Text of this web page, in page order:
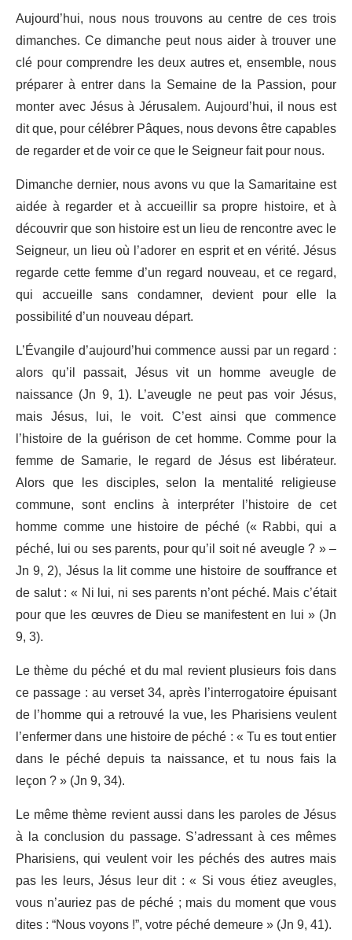
Aujourd’hui, nous nous trouvons au centre de ces trois
dimanches. Ce dimanche peut nous aider à trouver une
clé pour comprendre les deux autres et, ensemble, nous
préparer à entrer dans la Semaine de la Passion, pour
monter avec Jésus à Jérusalem. Aujourd’hui, il nous est
dit que, pour célébrer Pâques, nous devons être capables
de regarder et de voir ce que le Seigneur fait pour nous.
Dimanche dernier, nous avons vu que la Samaritaine est
aidée à regarder et à accueillir sa propre histoire, et à
découvrir que son histoire est un lieu de rencontre avec le
Seigneur, un lieu où l’adorer en esprit et en vérité. Jésus
regarde cette femme d’un regard nouveau, et ce regard,
qui accueille sans condamner, devient pour elle la
possibilité d’un nouveau départ.
L’Évangile d’aujourd’hui commence aussi par un regard :
alors qu’il passait, Jésus vit un homme aveugle de
naissance (Jn 9, 1). L’aveugle ne peut pas voir Jésus,
mais Jésus, lui, le voit. C’est ainsi que commence
l’histoire de la guérison de cet homme. Comme pour la
femme de Samarie, le regard de Jésus est libérateur.
Alors que les disciples, selon la mentalité religieuse
commune, sont enclins à interpréter l’histoire de cet
homme comme une histoire de péché (« Rabbi, qui a
péché, lui ou ses parents, pour qu’il soit né aveugle ? » –
Jn 9, 2), Jésus la lit comme une histoire de souffrance et
de salut : « Ni lui, ni ses parents n’ont péché. Mais c’était
pour que les œuvres de Dieu se manifestent en lui » (Jn
9, 3).
Le thème du péché et du mal revient plusieurs fois dans
ce passage : au verset 34, après l’interrogatoire épuisant
de l’homme qui a retrouvé la vue, les Pharisiens veulent
l’enfermer dans une histoire de péché : « Tu es tout entier
dans le péché depuis ta naissance, et tu nous fais la
leçon ? » (Jn 9, 34).
Le même thème revient aussi dans les paroles de Jésus
à la conclusion du passage. S’adressant à ces mêmes
Pharisiens, qui veulent voir les péchés des autres mais
pas les leurs, Jésus leur dit : « Si vous étiez aveugles,
vous n’auriez pas de péché ; mais du moment que vous
dites : “Nous voyons !”, votre péché demeure » (Jn 9, 41).